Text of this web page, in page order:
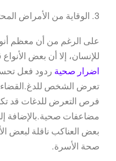
3. الوقاية من الأمراض المحتملة
على الرغم من أن معظم
للإنسان، إلا أن بعض
اضرار صحية ردود فعل
تعرض الشخص
فرص التعرض للدغات قد
مضاعفات صحية.بالإضافة
بعض العناكب ناقلة لبعض
صحة الأسرة.